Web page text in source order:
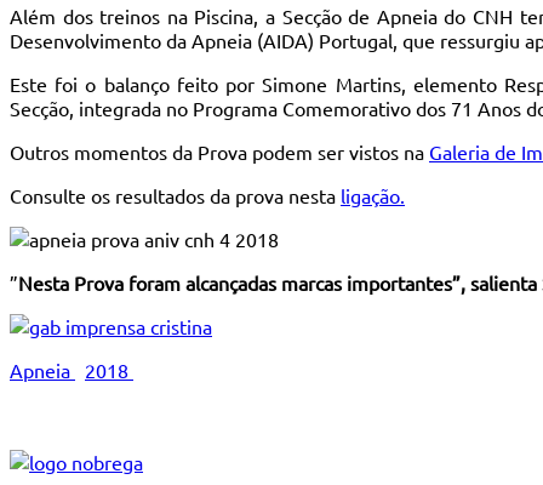
Além dos treinos na Piscina, a Secção de Apneia do CNH
Desenvolvimento da Apneia (AIDA) Portugal, que ressurgiu
Este foi o balanço feito por Simone Martins, elemento
Secção, integrada no Programa Comemorativo dos 71 Anos
Outros momentos da Prova podem ser vistos na Galeria de
Consulte os resultados da prova nesta ligação.
”Nesta Prova foram alcançadas marcas importantes”,
Apneia 2018